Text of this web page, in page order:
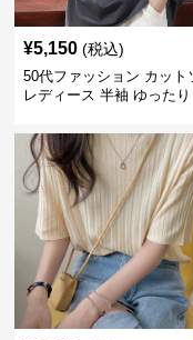
¥5,150 (税込)
50代ファッション カット
レディース 半袖 ゆったり